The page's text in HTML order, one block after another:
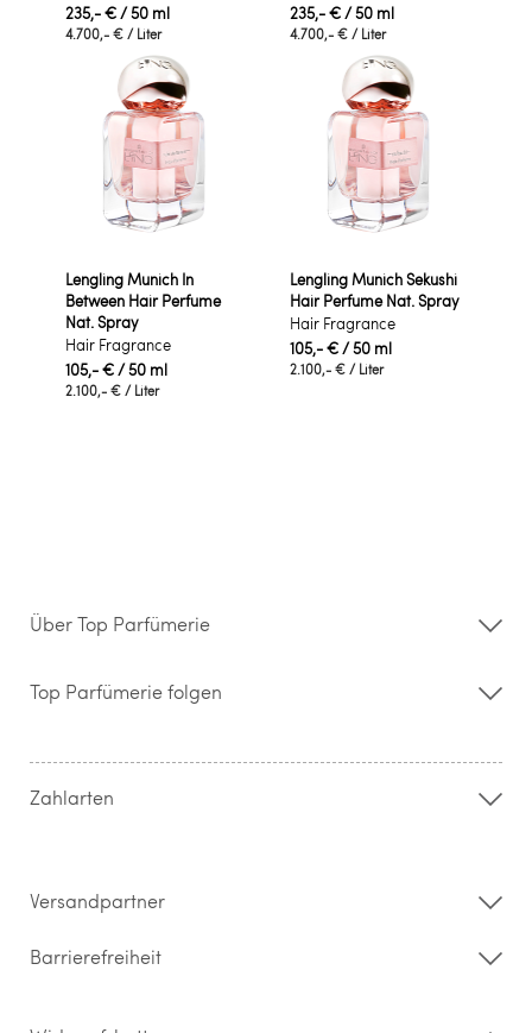
235,- €/ 50 ml
4.700,- € / Liter
235,- €/ 50 ml
4.700,- € / Liter
Lengling Munich In
Between Hair Perfume
Nat. Spray
Hair Fragrance
105,- €/ 50 ml
2.100,- € / Liter
Lengling Munich Sekushi
Hair Perfume Nat. Spray
Hair Fragrance
105,- €/ 50 ml
2.100,- € / Liter
Über Top Parfümerie
Storefinder
Kontakt
Widerrufsrecht & Rückgabebedingungen
Top Parfümerie folgen
Zahlarten
Versandpartner
Barrierefreiheit